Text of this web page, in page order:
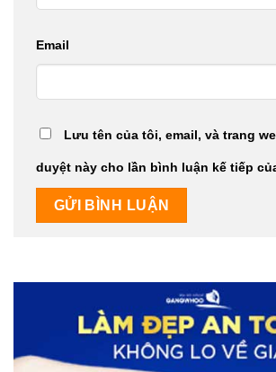
Email
Lưu tên của tôi, email, và trang
duyệt này cho lần bình luận kế tiếp